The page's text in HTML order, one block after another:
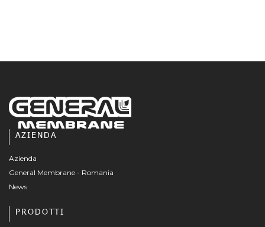
AZIENDA
Azienda
General Membrane - Romania
News
PRODOTTI